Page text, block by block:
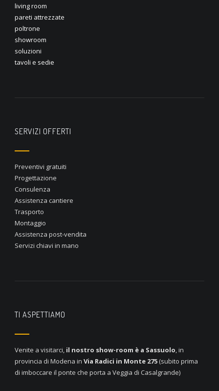
living room
pareti attrezzate
poltrone
showroom
soluzioni
tavoli e sedie
SERVIZI OFFERTI
Preventivi gratuiti
Progettazione
Consulenza
Assistenza cantiere
Trasporto
Montaggio
Assistenza post-vendita
Servizi chiavi in mano
TI ASPETTIAMO
Venite a visitarci, il nostro show-room è a Sassuolo, in
provincia di Modena in Via Radici in Monte 275 (subito prima
di imboccare il ponte che porta a Veggia di Casalgrande)